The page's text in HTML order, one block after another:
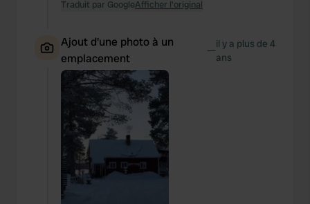
Traduit par GoogleAfficher l'original
Ajout d'une photo à un
emplacement
—il y a plus de 4
ans